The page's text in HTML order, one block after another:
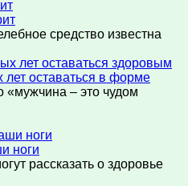
средство известна
оставаться в форме
«мужчина – это чудом
ноги
рассказать о здоровье